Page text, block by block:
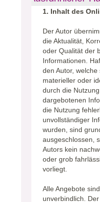
1. Inhalt des
Der Autor
die Aktualität,
oder Qualität der
Informationen.
den Autor,
materieller oder
durch die
dargebotenen
die Nutzung
unvollständiger
wurden, sind
ausgeschlossen,
Autors kein
oder grob
vorliegt.
Alle Angebote
unverbindlich.